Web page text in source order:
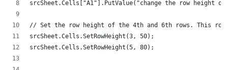
srcSheet.Cells["A1"].PutValue("change the row
// Set the row height of the 4th and 6th rows. This
srcSheet.Cells.SetRowHeight(3, 50);
srcSheet.Cells.SetRowHeight(5, 80);